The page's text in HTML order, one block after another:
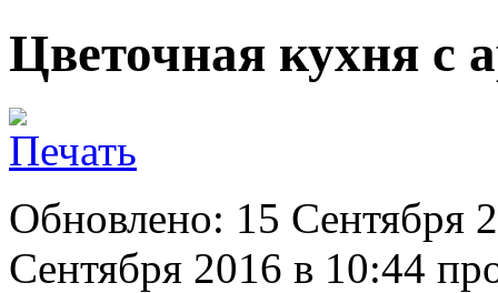
Цветочная кухня с
Обновлено: 15 Сентября
Сентября 2016 в 10:44